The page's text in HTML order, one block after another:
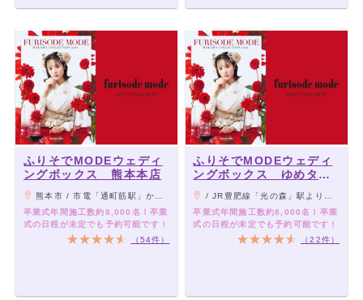
ふりそでMODEウェディ
ングボックス 熊本本店
熊本市 / 市電「通町筋駅」から下通り徒歩2分
卒業式年間施工数約8,000名！卒業
式の日程が未定でも予約可能です！
（54件）
ふりそでMODEウェディ
ングボックス ゆめタウ
ン光の森店
/ JR豊肥線「光の森」駅より徒歩3分
卒業式年間施工数約8,000名！卒業
式の日程が未定でも予約可能です！
（22件）